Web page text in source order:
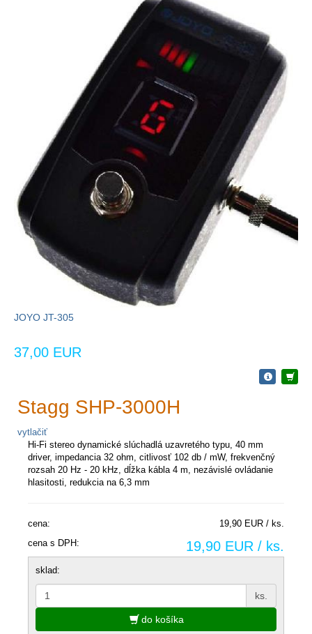
JOYO JT-305
37,00 EUR
Stagg SHP-3000H
vytlačiť
Hi-Fi stereo dynamické slúchadlá uzavretého typu, 40 mm
driver, impedancia 32 ohm, citlivosť 102 db / mW, frekvenčný
rozsah 20 Hz - 20 kHz, dĺžka kábla 4 m, nezávislé ovládanie
hlasitosti, redukcia na 6,3 mm
cena:
19,90 EUR / ks.
cena s DPH:
19,90 EUR / ks.
sklad:
ks.
do košíka